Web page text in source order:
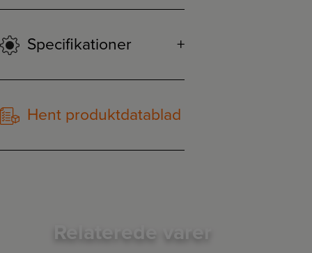
Specifikationer
Hent produktdatablad
Relaterede varer